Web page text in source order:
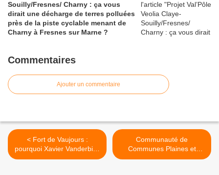
Souilly/Fresnes/ Charny : ça vous
dirait une décharge de terres polluées
près de la piste cyclable menant de
Charny à Fresnes sur Marne ?
Commentaires
Ajouter un commentaire
< Fort de Vaujours :
pourquoi Xavier Vanderbise
ne fournit par la carte du
Communauté de
Communes Plaines et
Monts de France : l’addition